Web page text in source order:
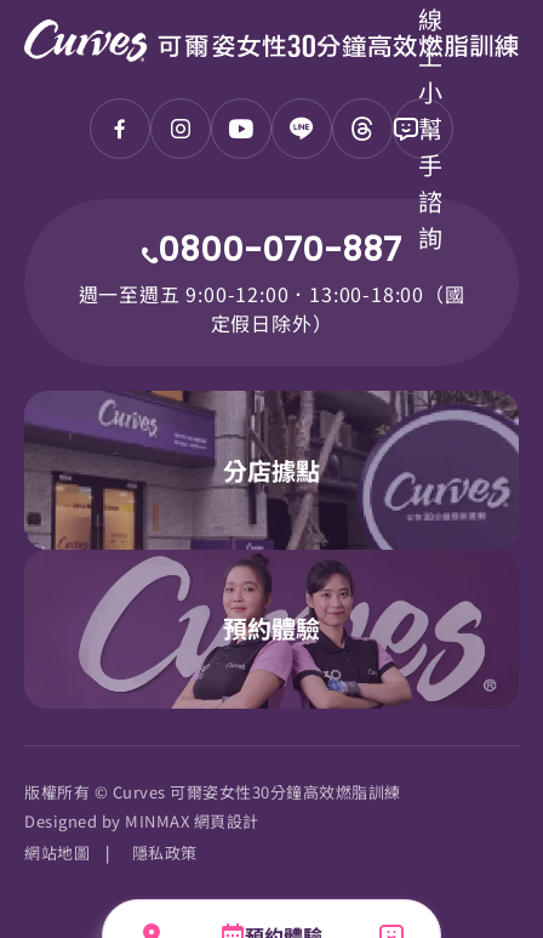
聯絡我們
線
上
小
幫
手
諮
詢
0800-070-887
週一至週五 9:00-12:00．13:00-18:00（國
定假日除外）
分店據點
預約體驗
版權所有 © Curves 可爾姿女性30分鐘高效燃脂訓練
Designed by MINMAX 網頁設計
網站地圖
| 隱私政策